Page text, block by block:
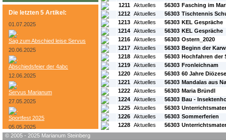
Die letzten 5 Artikel:
01.07.2025
Sag zum Abschied leise Servus
20.06.2025
Abschiedsfeier der 4abc
12.06.2025
Servus Marianum
27.05.2025
Sportfest 2025
05.05.2025
1211 Aktuelles 56303 Fasching im
1212 Aktuelles 56303 Tischtennis
1213 Aktuelles 56303 KEL Gespräche
1214 Aktuelles 56303 KEL Gespräche
1216 Aktuelles 56303 Ostern_2020
1217 Aktuelles 56303 Beginn der
1218 Aktuelles 56303 Hochfahren der
1219 Aktuelles 56303 Fronleichnam
1220 Aktuelles 56303 60 Jahre Diözese
1221 Aktuelles 56303 Mandalas aus
1222 Aktuelles 56303 Maria Bründl
1224 Aktuelles 56303 Bau -
1225 Aktuelles 56303
1226 Aktuelles 56303 Sommerferien
1228 Aktuelles 56303
© 2005 - 2025 Marianum Steinberg